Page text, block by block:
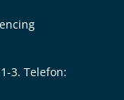
3. Telefon: